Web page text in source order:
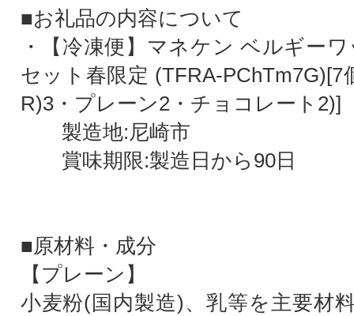
■お礼品の内容について
・【冷凍便】マネケン ベルギー
セット春限定 (TFRA-PChTm7G)[7
R)3・プレーン2・チョコレート2)]
製造地:尼崎市
賞味期限:製造日から90日
■原材料・成分
【プレーン】
小麦粉(国内製造)、乳等を主要材